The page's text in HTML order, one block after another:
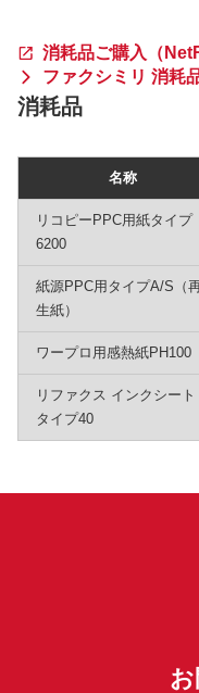
消耗品ご購入（
ファクシミリ 消耗
消耗品
名称
リコピーPPC用紙タイプ
6200
紙源PPC用タイプA/S（
生紙）
ワープロ用感熱紙PH100
リファクス インクシート
タイプ40